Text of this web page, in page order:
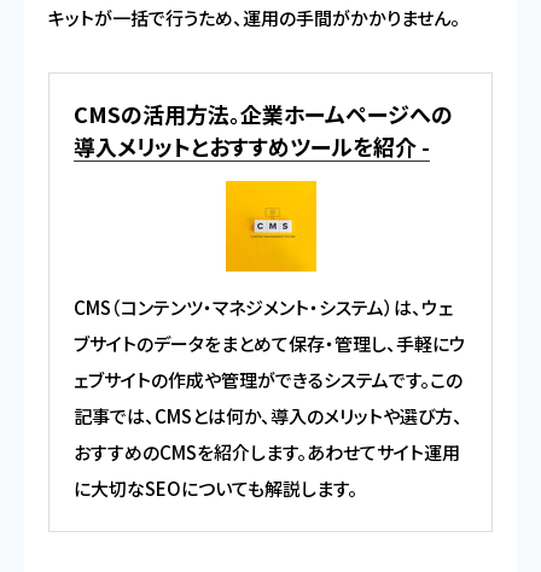
キットが一括で行うため、運用の手間がかかりません。
CMSの活用方法。企業ホームページへの
導入メリットとおすすめツールを紹介 -
CMS（コンテンツ・マネジメント・システム）は、ウェ
ブサイトのデータをまとめて保存・管理し、手軽にウ
ェブサイトの作成や管理ができるシステムです。この
記事では、CMSとは何か、導入のメリットや選び方、
おすすめのCMSを紹介します。あわせてサイト運用
に大切なSEOについても解説します。